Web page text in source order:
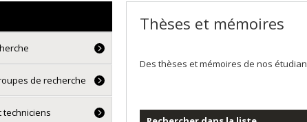
Thèses et mémoires
Des thèses et mémoires de nos
de recherche